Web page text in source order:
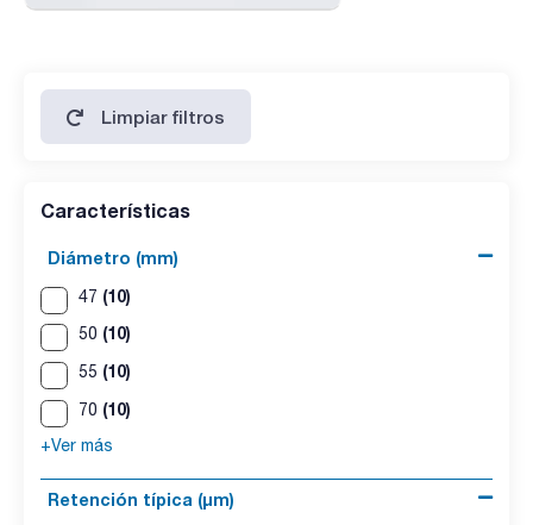
Limpiar filtros
Características
Diámetro (mm)
47 (10)
50 (10)
55 (10)
70 (10)
+Ver más
Retención típica (µm)